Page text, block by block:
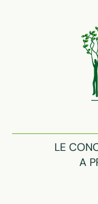
LE
A